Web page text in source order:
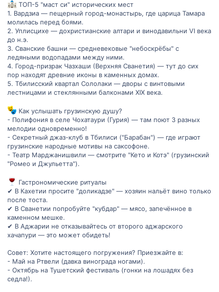
ТОП-5 "маст си" исторических мест
1. Вардзиа — пещерный город-монастырь, где царица Тамара
молилась перед боями.
2. Уплисцихе — дохристианские алтари и винодавильни VI века
до н.э.
3. Сванские башни — средневековые "небоскрёбы" с
ледяными водопадами между ними.
4. Город-призрак Чазхаши (Верхняя Сванетия) — тут до сих
пор находят древние иконы в каменных домах.
5. Тбилисский квартал Сололаки — дворы с винтовыми
лестницами и стеклянными балконами XIX века.
Как услышать грузинскую душу?
- Полифония в селе Чохатаури (Гурия) — там поют 3 разных
мелодии одновременно!
- Секретный джаз-клуб в Тбилиси ("Барабан") — где играют
грузинские народные мотивы на саксофоне.
- Театр Марджанишвили — смотрите "Кето и Котэ" (грузинский
"Ромео и Джульетта").
Гастрономические ритуалы
✔ В Кахетии просите "доликадзе" — хозяин нальёт вино только
после тоста.
✔ В Сванетии попробуйте "кубдар" — мясо, запечённое в
каменном мешке.
✔ В Аджарии не отказывайтесь от второго аджарского
хачапури — это может обидеть!
Совет: Хотите настоящего погружения? Приезжайте в:
- Май на Ртвели (давка винограда ногами).
- Октябрь на Тушетский фестиваль (гонки на лошадях без
седла!).